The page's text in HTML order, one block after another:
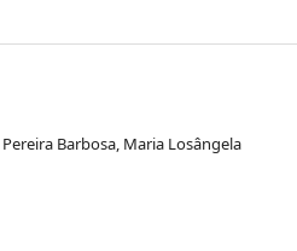
Barbosa, Maria Losângela